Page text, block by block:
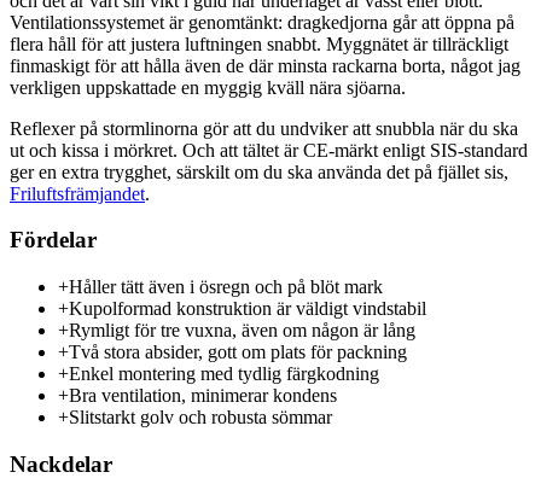
Ventilationssystemet är genomtänkt: dragkedjorna går att öppna på
flera håll för att justera luftningen snabbt. Myggnätet är tillräckligt
finmaskigt för att hålla även de där minsta rackarna borta, något jag
verkligen uppskattade en myggig kväll nära sjöarna.
Reflexer på stormlinorna gör att du undviker att snubbla när du ska
ut och kissa i mörkret. Och att tältet är CE-märkt enligt SIS-standard
ger en extra trygghet, särskilt om du ska använda det på fjället sis,
Friluftsfrämjandet.
Fördelar
+Håller tätt även i ösregn och på blöt mark
+Kupolformad konstruktion är väldigt vindstabil
+Rymligt för tre vuxna, även om någon är lång
+Två stora absider, gott om plats för packning
+Enkel montering med tydlig färgkodning
+Bra ventilation, minimerar kondens
+Slitstarkt golv och robusta sömmar
Nackdelar